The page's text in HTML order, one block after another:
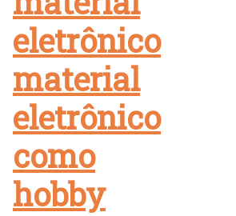
eletrônico
material
eletrônico
como
hobby